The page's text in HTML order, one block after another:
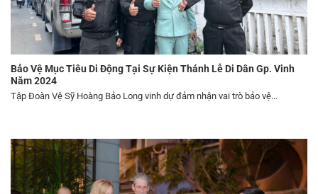
Bảo Vệ Mục Tiêu Di Động Tại Sự Kiện Thánh Lễ Di Dân Gp. Vinh
Năm 2024
Tập Đoàn Vệ Sỹ Hoàng Bảo Long vinh dự đảm nhận vai trò bảo vệ...